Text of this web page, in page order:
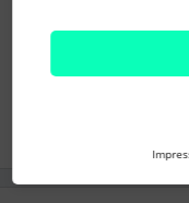
Workforce Plan